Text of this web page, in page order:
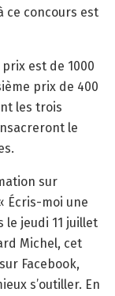
ce concours est
est de 1000
prix de 400
les trois
le
sur
Écris-moi une
jeudi 11 juillet
Michel, cet
Facebook,
s’outiller. En